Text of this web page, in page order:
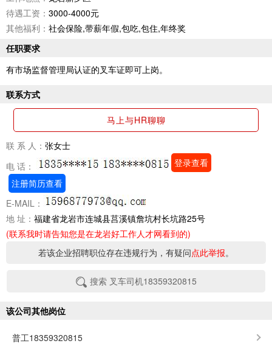
待遇工资： 3000-4000元
其他福利： 社会保险,带薪年假,包吃,包住,年终奖
任职要求
有市场监督管理局认证的叉车证即可上岗。
联系方式
马上与HR聊聊
联 系 人： 张女士
电 话：
登录查看
注册简历查看
E-MAIL：
地 址： 福建省龙岩市连城县莒溪镇詹坑村长坑路25号
(联系我时请告知您是在龙岩好工作人才网看到的)
若该企业招聘职位存在违规行为，有疑问点此举报。
搜索 叉车司机18359320815
该公司其他岗位
普工18359320815